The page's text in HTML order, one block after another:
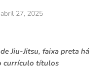
abril 27, 2025
Jiu-Jitsu, faixa preta há
currículo títulos